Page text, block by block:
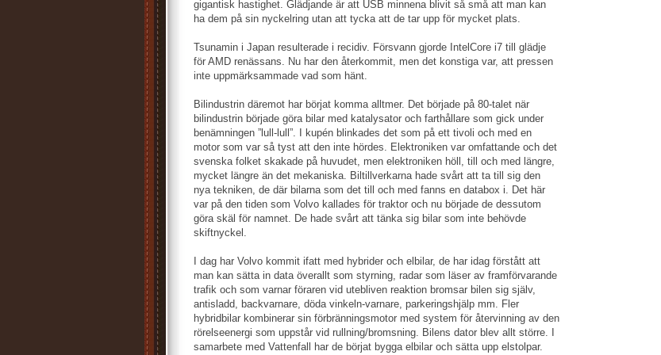
gigantisk hastighet. Glädjande är att USB minnena blivit så små att man kan
ha dem på sin nyckelring utan att tycka att de tar upp för mycket plats.
Tsunamin i Japan resulterade i recidiv. Försvann gjorde IntelCore i7 till glädje
för AMD renässans. Nu har den återkommit, men det konstiga var, att pressen
inte uppmärksammade vad som hänt.
Bilindustrin däremot har börjat komma alltmer. Det började på 80-talet när
bilindustrin började göra bilar med katalysator och farthållare som gick under
benämningen ”lull-lull”. I kupén blinkades det som på ett tivoli och med en
motor som var så tyst att den inte hördes. Elektroniken var omfattande och det
svenska folket skakade på huvudet, men elektroniken höll, till och med längre,
mycket längre än det mekaniska. Biltillverkarna hade svårt att ta till sig den
nya tekniken, de där bilarna som det till och med fanns en databox i. Det här
var på den tiden som Volvo kallades för traktor och nu började de dessutom
göra skäl för namnet. De hade svårt att tänka sig bilar som inte behövde
skiftnyckel.
I dag har Volvo kommit ifatt med hybrider och elbilar, de har idag förstått att
man kan sätta in data överallt som styrning, radar som läser av framförvarande
trafik och som varnar föraren vid utebliven reaktion bromsar bilen sig själv,
antisladd, backvarnare, döda vinkeln-varnare, parkeringshjälp mm. Fler
hybridbilar kombinerar sin förbränningsmotor med system för återvinning av den
rörelseenergi som uppstår vid rullning/bromsning. Bilens dator blev allt större. I
samarbete med Vattenfall har de börjat bygga elbilar och sätta upp elstolpar.